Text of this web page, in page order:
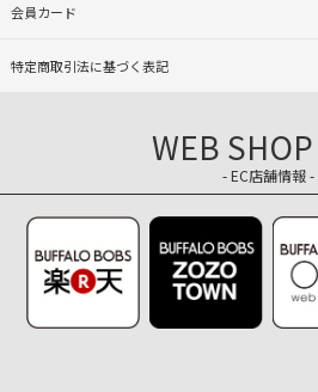
会員カード
特定商取引法に基づく表記
WEB
- EC店舗情報 -